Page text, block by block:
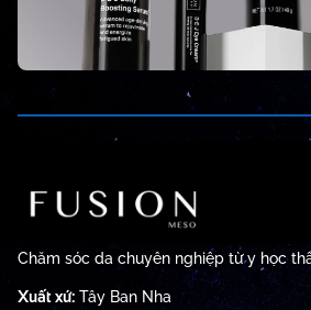
Chăm sóc da chuyên nghiệp từ y học
Xuất xứ: Tây Ban Nha